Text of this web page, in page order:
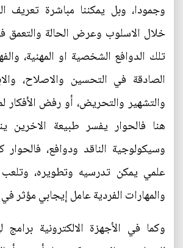
وجمودا، وبل يمكننا مباشرة تعريف
خلال الاسلوب وعرض الحالة والتعمق
تلك الدوافع الشخصية او المهنية،
الصادقة في التحسين والاصلاح،
والتشهير والتحريض، أو رفض الأفكار
هنا فالحوار يفسر طبيعة
وسيكولوجية الناقد ودوافع،
علمي يمكن تدرسيه وتطويره، وتلعب
والمهارات الفردية عامل إيجابي مؤثر
وكما في الأجهزة الالكترونية